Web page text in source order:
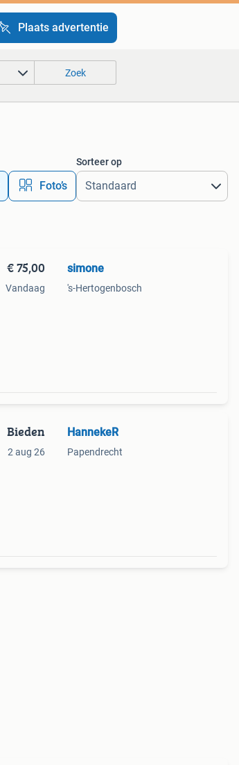
Plaats advertentie
Zoek
Foto’s
Sorteer op
€ 75,00
Vandaag
simone
's-Hertogenbosch
Bieden
2 aug 26
HannekeR
Papendrecht